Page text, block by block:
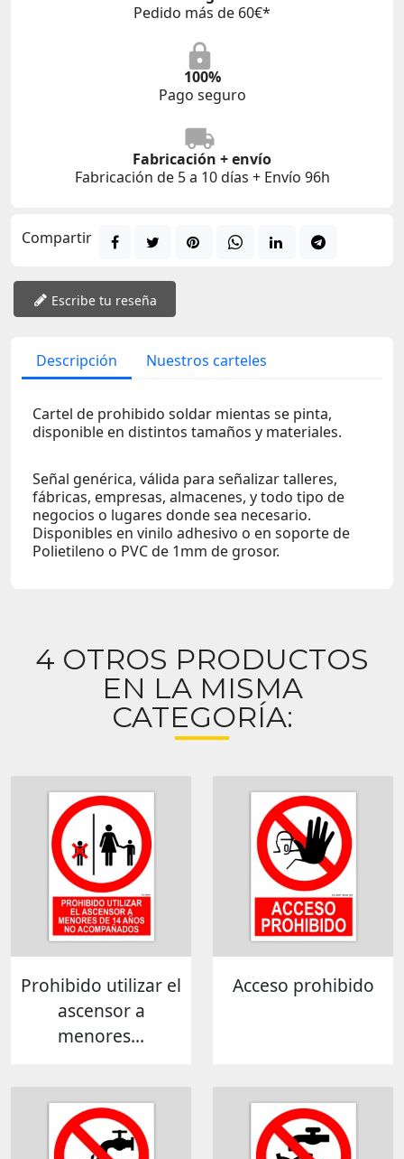
Pedido más de 60€*
100%
Pago seguro
Fabricación + envío
Fabricación de 5 a 10 días + Envío 96h
Compartir
Escribe tu reseña
Descripción Nuestros carteles
Cartel de prohibido soldar mientas se pinta,
disponible en distintos tamaños y materiales.
Señal genérica, válida para señalizar talleres,
fábricas, empresas, almacenes, y todo tipo de
negocios o lugares donde sea necesario.
Disponibles en vinilo adhesivo o en soporte de
Polietileno o PVC de 1mm de grosor.
4 OTROS PRODUCTOS
EN LA MISMA
CATEGORÍA:
Prohibido utilizar el
ascensor a
menores...
Acceso prohibido